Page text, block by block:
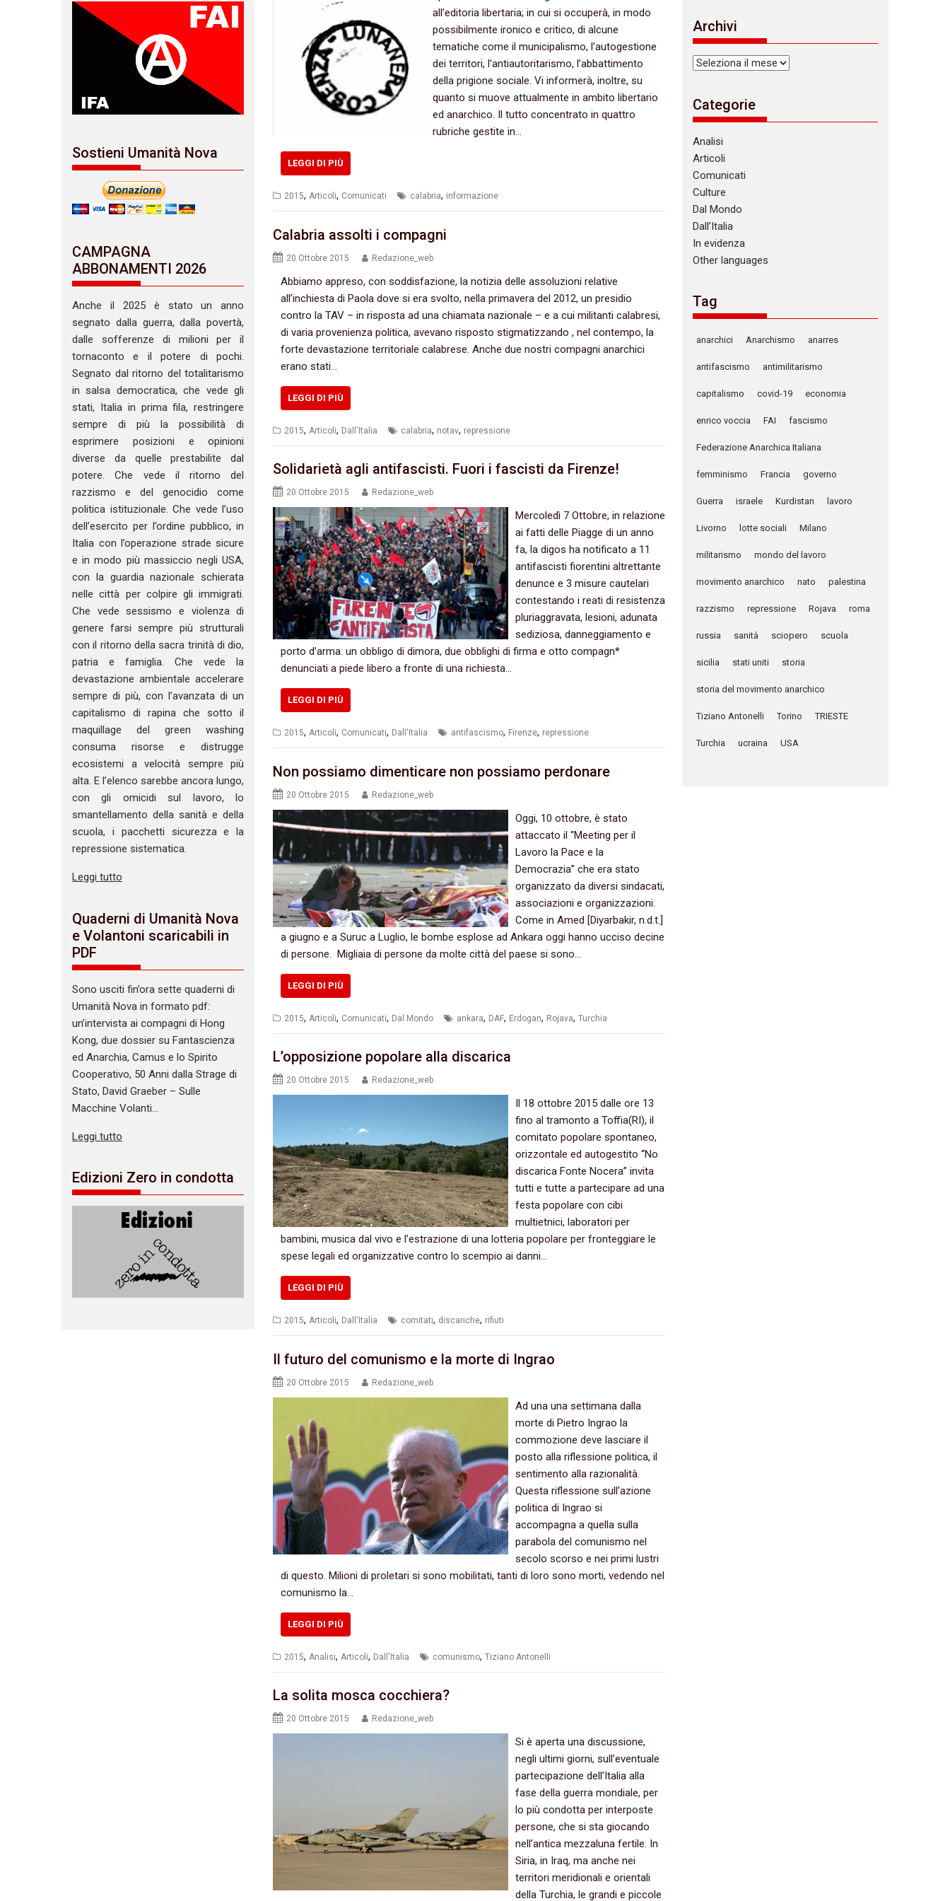
all’editoria libertaria‭; ‬in cui si occuperà,‭ ‬in modo
possibilmente ironico e critico,‭ ‬di alcune
tematiche come il municipalismo,‭ ‬l’autogestione
dei territori,‭ ‬l’antiautoritarismo,‭ ‬l’abbattimento
della prigione sociale.‭ ‬Vi informerà,‭ ‬inoltre,‭ ‬su
quanto si muove attualmente in ambito libertario
ed anarchico.‭ ‬Il tutto concentrato in quattro
rubriche gestite in…
LEGGI DI PIÙ
2015, Articoli, Comunicati calabria, informazione
Calabria assolti i compagni
20 Ottobre 2015 Redazione_web
Abbiamo appreso,‭ ‬con soddisfazione,‭ ‬la notizia delle assoluzioni relative
all’inchiesta di Paola dove si era svolto,‭ ‬nella primavera del‭ ‬2012,‭ ‬un presidio
contro la TAV‭ – ‬in risposta ad una chiamata nazionale‭ – ‬e a cui militanti calabresi,‭
‬di varia provenienza politica,‭ ‬avevano risposto stigmatizzando‭ ‬,‭ ‬nel contempo,‭ ‬la
forte devastazione territoriale calabrese.‭ ‬Anche due nostri compagni anarchici
erano stati…
LEGGI DI PIÙ
2015, Articoli, Dall'Italia calabria, notav, repressione
Solidarietà agli antifascisti.‭ ‬Fuori i fascisti da‭ ‬Firenze‭!
20 Ottobre 2015 Redazione_web
Mercoledì‭ ‬7‭ ‬Ottobre,‭ ‬in relazione
ai fatti delle Piagge di un anno
fa,‭ ‬la digos ha notificato a‭ ‬11‭
‬antifascisti fiorentini altrettante
denunce e‭ ‬3‭ ‬misure cautelari
contestando i reati di resistenza
pluriaggravata,‭ ‬lesioni,‭ ‬adunata
sediziosa,‭ ‬danneggiamento e
porto d’arma:‭ ‬un obbligo di dimora,‭ ‬due obblighi di firma e otto compagn‭*
‬denunciati a piede libero a fronte di una richiesta…
LEGGI DI PIÙ
2015, Articoli, Comunicati, Dall'Italia antifascismo, Firenze, repressione
Non possiamo dimenticare non possiamo perdonare
20 Ottobre 2015 Redazione_web
‬Oggi,‭ ‬10‭ ‬ottobre,‭ ‬è stato
attaccato il‭ “‬Meeting per il
Lavoro la Pace e‭ la
Democrazia‭” ‬che era stato
organizzato da diversi sindacati,‭
associazioni e organizzazioni.‭
‬Come in Amed‭ [‬Diyarbakir,‭ ‬n.d.t.‭]
‬a‭ ‬giugno e a Suruc a Luglio,‭ ‬le bombe esplose ad Ankara oggi hanno ucciso‭ decine
di persone.‭ ‬ Migliaia di persone da molte città del paese si sono…
LEGGI DI PIÙ
2015, Articoli, Comunicati, Dal Mondo ankara, DAF, Erdogan, Rojava, Turchia
L’opposizione popolare alla discarica
20 Ottobre 2015 Redazione_web
Il‭ ‬18‭ ‬ottobre‭ ‬2015‭ ‬dalle ore‭ ‬13‭
‬fino al tramonto a Toffia(RI‭)‬,‭ ‬il
comitato popolare spontaneo,‭
‬orizzontale ed autogestito‭ “‬No
discarica Fonte Nocera‭” ‬invita
tutti e tutte a partecipare ad una
festa popolare con cibi
multietnici,‭ ‬laboratori per
bambini,‭ ‬musica dal vivo e l’estrazione di una lotteria popolare per fronteggiare le
spese legali ed organizzative contro lo scempio ai danni…
LEGGI DI PIÙ
2015, Articoli, Dall'Italia comitati, discariche, rifiuti
Il futuro del comunismo e la morte di Ingrao
20 Ottobre 2015 Redazione_web
Ad una una settimana dalla
morte di Pietro Ingrao la
commozione deve lasciare il
posto alla riflessione politica,‭ ‬il
sentimento alla razionalità.‭
‬Questa riflessione sull’azione
politica di Ingrao si
accompagna a quella sulla
parabola del comunismo nel
secolo scorso e nei primi lustri
di questo.‭ ‬Milioni di proletari si sono mobilitati,‭ ‬tanti di loro sono morti,‭ ‬vedendo nel
comunismo la…
LEGGI DI PIÙ
2015, Analisi, Articoli, Dall'Italia comunismo, Tiziano Antonelli
La solita mosca cocchiera‭?
20 Ottobre 2015 Redazione_web
Si è aperta una discussione,‭
‬negli ultimi giorni,‭ ‬sull’eventuale
partecipazione dell’Italia alla
fase della guerra mondiale,‭ ‬per
lo più condotta per interposte
persone,‭ ‬che si sta giocando
nell’antica mezzaluna fertile.‭ ‬In
Siria,‭ ‬in Iraq,‭ ‬ma anche nei
territori meridionali e orientali
della Turchia,‭ ‬le grandi e piccole
Sostieni Umanità Nova
CAMPAGNA
ABBONAMENTI 2026
Anche il 2025 è stato un anno
segnato dalla guerra, dalla povertà,
dalle sofferenze di milioni per il
tornaconto e il potere di pochi.
Segnato dal ritorno del totalitarismo
in salsa democratica, che vede gli
stati, Italia in prima fila, restringere
sempre di più la possibilità di
esprimere posizioni e opinioni
diverse da quelle prestabilite dal
potere. Che vede il ritorno del
razzismo e del genocidio come
politica istituzionale. Che vede l’uso
dell’esercito per l’ordine pubblico, in
Italia con l’operazione strade sicure
e in modo più massiccio negli USA,
con la guardia nazionale schierata
nelle città per colpire gli immigrati.
Che vede sessismo e violenza di
genere farsi sempre più strutturali
con il ritorno della sacra trinità di dio,
patria e famiglia. Che vede la
devastazione ambientale accelerare
sempre di più, con l’avanzata di un
capitalismo di rapina che sotto il
maquillage del green washing
consuma risorse e distrugge
ecosistemi a velocità sempre più
alta. E l’elenco sarebbe ancora lungo,
con gli omicidi sul lavoro, lo
smantellamento della sanità e della
scuola, i pacchetti sicurezza e la
repressione sistematica.
Leggi tutto
Quaderni di Umanità Nova
e Volantoni scaricabili in
PDF
Sono usciti fin’ora sette quaderni di
Umanità Nova in formato pdf:
un’intervista ai compagni di Hong
Kong, due dossier su Fantascienza
ed Anarchia, Camus e lo Spirito
Cooperativo, 50 Anni dalla Strage di
Stato, David Graeber – Sulle
Macchine Volanti…
Leggi tutto
Edizioni Zero in condotta
c
e
Archivi
Archivi
Categorie
Analisi
Articoli
Comunicati
Culture
Dal Mondo
Dall’Italia
In evidenza
Other languages
Tag
anarchici Anarchismo anarres
antifascismo antimilitarismo
capitalismo covid-19 economia
enrico voccia FAI fascismo
Federazione Anarchica Italiana
femminismo Francia governo
Guerra israele Kurdistan lavoro
Livorno lotte sociali Milano
militarismo mondo del lavoro
movimento anarchico nato palestina
razzismo repressione Rojava roma
russia sanità sciopero scuola
sicilia stati uniti storia
storia del movimento anarchico
Tiziano Antonelli Torino TRIESTE
Turchia ucraina USA